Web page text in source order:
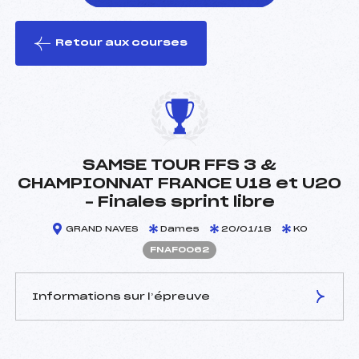
le ski
Retour aux courses
SAMSE TOUR FFS 3 &
CHAMPIONNAT FRANCE U18 et U20
– Finales sprint libre
GRAND NAVES Dames 20/01/18 KO
FNAF0062
Informations sur l’épreuve